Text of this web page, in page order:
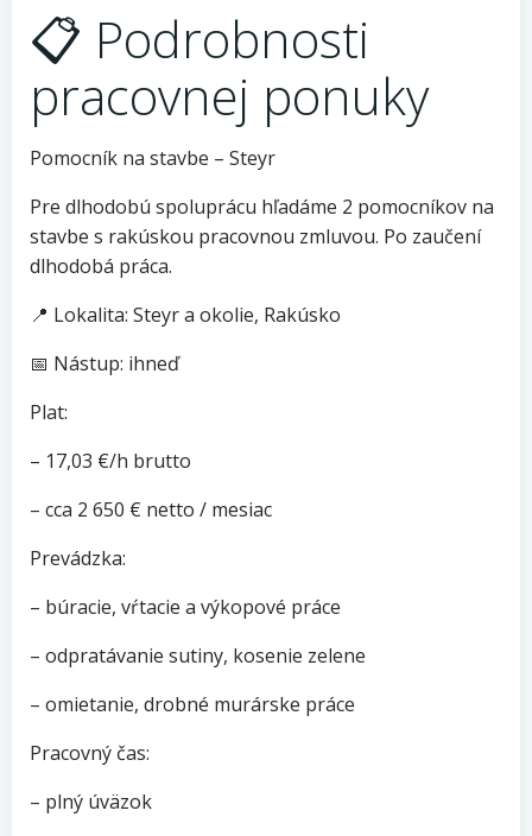
📋 Podrobnosti
pracovnej ponuky
Pomocník na stavbe – Steyr
Pre dlhodobú spoluprácu hľadáme 2 pomocníkov na
stavbe s rakúskou pracovnou zmluvou. Po zaučení
dlhodobá práca.
📍 Lokalita: Steyr a okolie, Rakúsko
📅 Nástup: ihneď
Plat:
– 17,03 €/h brutto
– cca 2 650 € netto / mesiac
Prevádzka:
– búracie, vŕtacie a výkopové práce
– odpratávanie sutiny, kosenie zelene
– omietanie, drobné murárske práce
Pracovný čas:
– plný úväzok